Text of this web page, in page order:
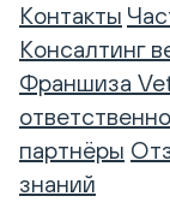
Контакты
Консалтинг
Франшиза
партнёры
знаний